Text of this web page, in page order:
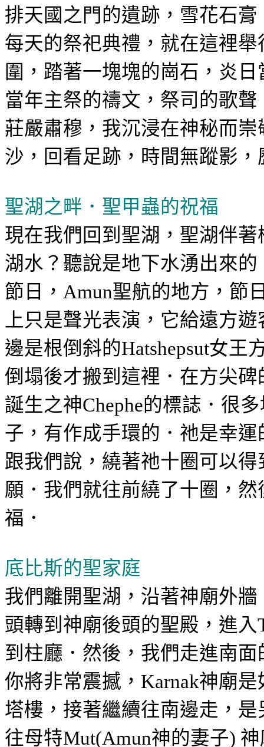
排天國之門的遺跡，雪花石
每天的祭祀典禮，就在這裡
圍，踏著一塊塊的崗石，炎
當年主祭的禱文，祭司的歌
莊嚴肅穆，我沉浸在神秘而
沙，回看足跡，時間無蹤影
聖湖之畔．聖甲蟲的祝福
現在我們回到聖湖，聖湖伴
湖水？聽說是地下水湧出來
節日， Amun聖航的地方，節
上只是聲光表演，它給遠方
邊是根倒斜的Hatshepsut女王
倒塌後才搬到這裡．在方尖
誕生之神Chephe的標誌 ．很
子，有作成手環的．祂是幸
跟我們說，繞著祂十圈可以
願．我們就往前繞了十圈，
福．
底比斯的聖家庭
我們離開聖湖，沿著神廟外
頭轉到神廟後頭的聖殿，進入
到柱廳．然後，我們走進南
你將非常震撼， Karnak神廟
塔樓，接著繼續往南邊走，
往母特Mut(Amun神的妻子)